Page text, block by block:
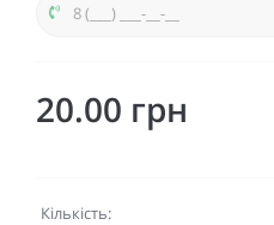
20.00 грн
Кількість: